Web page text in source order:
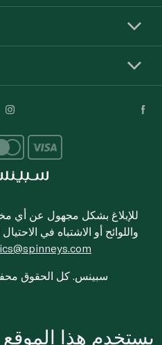
للإبلاغ بشكل مجهول عن أي
واللوائح أو الاشتباه في
© 2020-2026 سبينس. كل الحقوق
يستخدم هذا